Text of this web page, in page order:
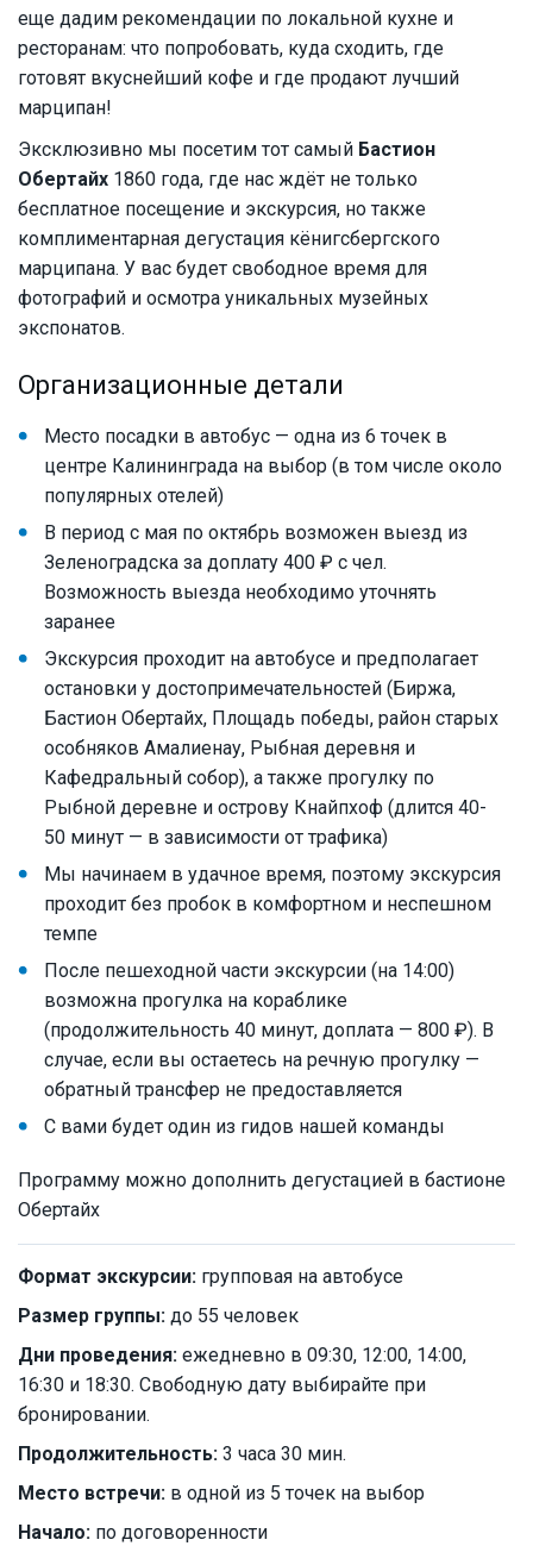
еще дадим рекомендации по локальной кухне и
ресторанам: что попробовать, куда сходить, где
готовят вкуснейший кофе и где продают лучший
марципан!
Эксклюзивно мы посетим тот самый Бастион
Обертайх 1860 года, где нас ждёт не только
бесплатное посещение и экскурсия, но также
комплиментарная дегустация кёнигсбергского
марципана. У вас будет свободное время для
фотографий и осмотра уникальных музейных
экспонатов.
Организационные детали
Место посадки в автобус — одна из 6 точек в
центре Калининграда на выбор (в том числе около
популярных отелей)
В период с мая по октябрь возможен выезд из
Зеленоградска за доплату 400 ₽ с чел.
Возможность выезда необходимо уточнять
заранее
Экскурсия проходит на автобусе и предполагает
остановки у достопримечательностей (Биржа,
Бастион Обертайх, Площадь победы, район старых
особняков Амалиенау, Рыбная деревня и
Кафедральный собор), а также прогулку по
Рыбной деревне и острову Кнайпхоф (длится 40-
50 минут — в зависимости от трафика)
Мы начинаем в удачное время, поэтому экскурсия
проходит без пробок в комфортном и неспешном
темпе
После пешеходной части экскурсии (на 14:00)
возможна прогулка на кораблике
(продолжительность 40 минут, доплата — 800 ₽). В
случае, если вы остаетесь на речную прогулку —
обратный трансфер не предоставляется
С вами будет один из гидов нашей команды
Программу можно дополнить дегустацией в бастионе
Обертайх
Формат экскурсии: групповая на автобусе
Размер группы: до 55 человек
Дни проведения: ежедневно в 09:30, 12:00, 14:00,
16:30 и 18:30. Свободную дату выбирайте при
бронировании.
Продолжительность: 3 часа 30 мин.
Место встречи: в одной из 5 точек на выбор
Начало: по договоренности